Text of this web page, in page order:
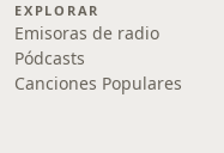
EXPLORAR
Emisoras de radio
Pódcasts
Canciones Populares